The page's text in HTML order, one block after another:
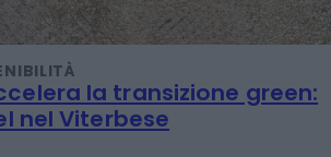
la transizione green:
nel Viterbese